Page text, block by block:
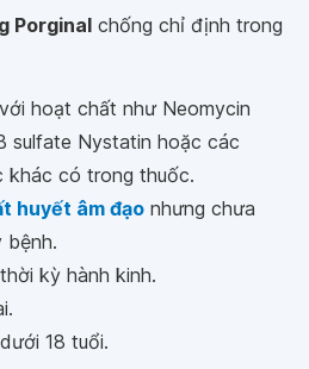
Porginal chống chỉ định trong
hoạt chất như Neomycin
sulfate Nystatin hoặc các
khác có trong thuốc.
huyết âm đạo nhưng chưa
bệnh.
kỳ hành kinh.
18 tuổi.